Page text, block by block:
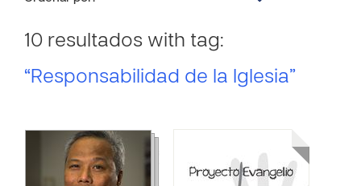
10 resultados with tag:
“Responsabilidad de la Iglesia”